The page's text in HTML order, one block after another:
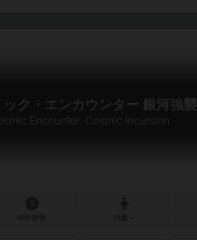
ック・エンカウンター 銀河強襲
Encounter: Cosmic Incursion